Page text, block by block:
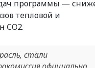
программы —
тепловой и
CO2.
стали